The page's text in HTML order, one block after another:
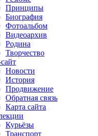
Принципы
Биография
Фотоальбом
Видеоархив
Родина
Творчество
Новости
История
Продвижение
Обратная связь
Карта сайта
Курьёзы
Транспорт